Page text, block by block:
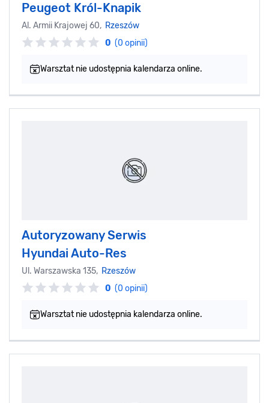
Peugeot Król-Knapik
Al. Armii Krajowej 60, Rzeszów
0 (0 opinii)
Warsztat nie udostępnia kalendarza online.
Autoryzowany Serwis
Hyundai Auto-Res
Ul. Warszawska 135, Rzeszów
0 (0 opinii)
Warsztat nie udostępnia kalendarza online.